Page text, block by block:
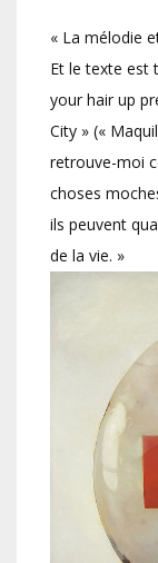
« La mélodie
Et le texte est
your hair up
City » («
retrouve-moi
choses
ils peuvent
de la vie. »